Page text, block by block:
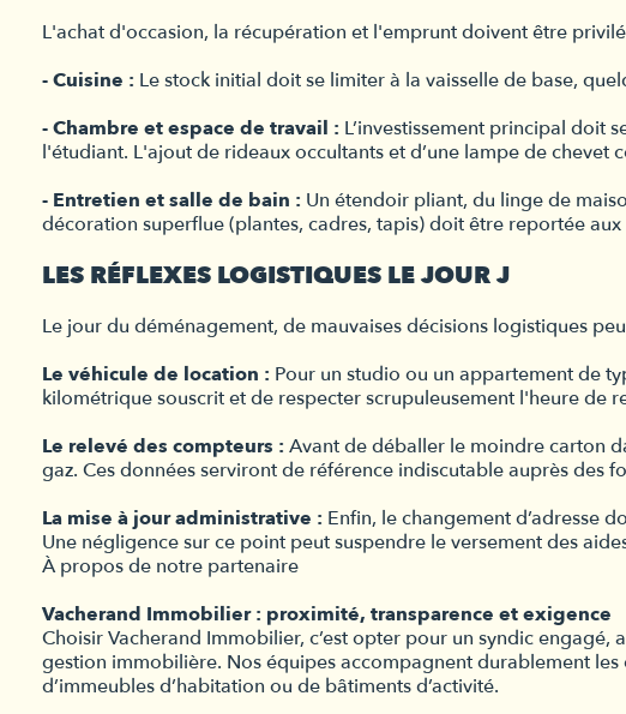
L'achat d'occasion, la récupération et l'emprunt doivent être
- Cuisine : Le stock initial doit se limiter à la vaisselle de base,
- Chambre et espace de travail : L’investissement principal doit
l'étudiant. L'ajout de rideaux occultants et d’une lampe de chevet
- Entretien et salle de bain : Un étendoir pliant, du linge de
décoration superflue (plantes, cadres, tapis) doit être reportée
LES RÉFLEXES LOGISTIQUES LE JOUR J
Le jour du déménagement, de mauvaises décisions logistiques
Le véhicule de location : Pour un studio ou un appartement de
kilométrique souscrit et de respecter scrupuleusement l'heure de
Le relevé des compteurs : Avant de déballer le moindre carton
gaz. Ces données serviront de référence indiscutable auprès des
La mise à jour administrative : Enfin, le changement d’adresse
Une négligence sur ce point peut suspendre le versement des
À propos de notre partenaire
Vacherand Immobilier : proximité, transparence et exigence
Choisir Vacherand Immobilier, c’est opter pour un syndic
gestion immobilière. Nos équipes accompagnent durablement
d’immeubles d’habitation ou de bâtiments d’activité.